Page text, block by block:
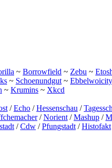
~ Borrowfield ~ Zebu ~
~ Schoenundgut ~ Ebbelwoicity
~ Krumins ~ Xkcd
/Echo /Hessenschau /
/Norient /Mashup /
/Cdw /Pfungstadt /Histofakt